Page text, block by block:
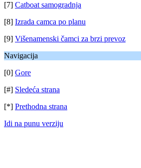
[7] Catboat samogradnja
[8] Izrada camca po planu
[9] Višenamenski čamci za brzi prevoz
Navigacija
[0] Gore
[#] Sledeća strana
[*] Prethodna strana
Idi na punu verziju